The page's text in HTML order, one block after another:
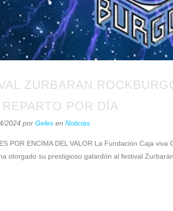
ZURBARÁN
POR DÍA
2024 por Geles en Noticias
POR ENCIMA DEL VALOR La Fundación Caja
otorgado su prestigioso galardón al festival